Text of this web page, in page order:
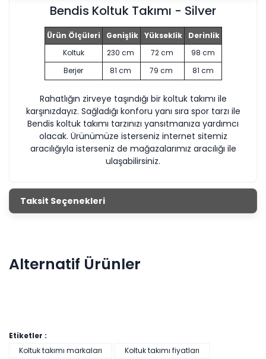
Bendis Koltuk Takımı - Silver
Ürün Ölçüleri Genişlik Yükseklik
Derinlik
Koltuk
230 cm 72 cm
98 cm
Berjer
81 cm 79 cm 81 cm
Rahatlığın zirveye taşındığı bir koltuk takımı ile
karşınızdayız. Sağladığı konforu yanı sıra spor tarzı ile
Bendis koltuk takımı tarzınızı yansıtmanıza yardımcı
olacak. Ürünümüze isterseniz internet sitemiz
aracılığıyla isterseniz de mağazalarımız aracılığı ile
ulaşabilirsiniz.
Taksit Seçenekleri
Alternatif Ürünler
Etiketler :
Koltuk takımı markaları
Koltuk takımı fiyatları